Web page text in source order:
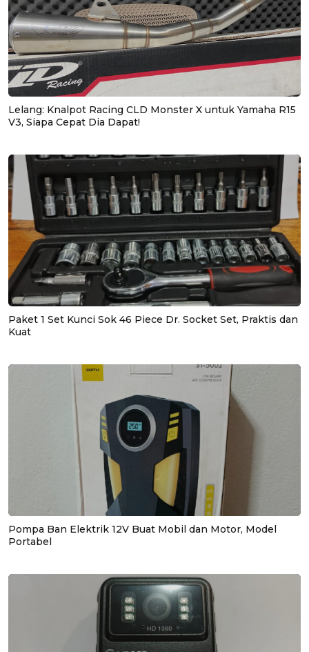
Lelang: Knalpot Racing CLD Monster X untuk Yamaha R15
V3, Siapa Cepat Dia Dapat!
Paket 1 Set Kunci Sok 46 Piece Dr. Socket Set, Praktis dan
Kuat
Pompa Ban Elektrik 12V Buat Mobil dan Motor, Model
Portabel